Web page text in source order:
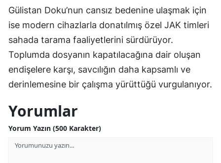
Gülistan Doku’nun cansız bedenine ulaşmak için
ise modern cihazlarla donatılmış özel JAK timleri
sahada tarama faaliyetlerini sürdürüyor.
Toplumda dosyanın kapatılacağına dair oluşan
endişelere karşı, savcılığın daha kapsamlı ve
derinlemesine bir çalışma yürüttüğü vurgulanıyor.
Yorumlar
Yorum Yazın (500 Karakter)